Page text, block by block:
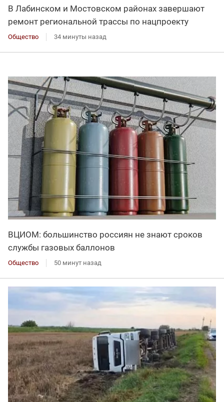
В Лабинском и Мостовском районах завершают
ремонт региональной трассы по нацпроекту
Общество 34 минуты назад
ВЦИОМ: большинство россиян не знают сроков
службы газовых баллонов
Общество 50 минут назад